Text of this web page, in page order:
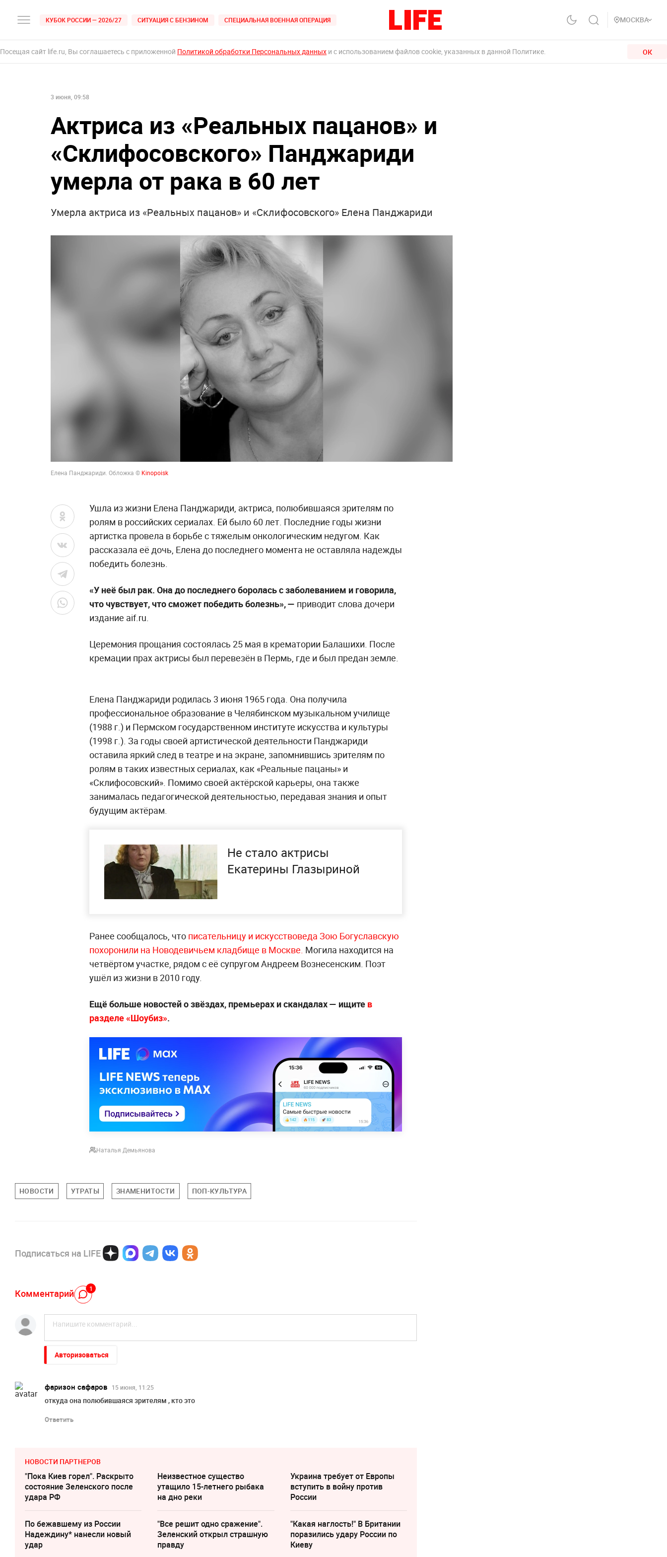
КУБОК РОССИИ — 2026/27 СИТУАЦИЯ С БЕНЗИНОМ СПЕЦИАЛЬНАЯ ВОЕННАЯ ОПЕРАЦИЯ МОСКВА
Посещая сайт life.ru, Вы соглашаетесь с приложенной Политикой обработки Персональных данных и с использованием файлов cookie, указанных в данной Политике. ОК
3 июня, 09:58
Актриса из «Реальных пацанов» и
«Склифосовского» Панджариди
умерла от рака в 60 лет
Умерла актриса из «Реальных пацанов» и «Склифосовского» Елена Панджариди
Елена Панджариди. Обложка © Kinopoisk
Ушла из жизни Елена Панджариди, актриса, полюбившаяся зрителям по
ролям в российских сериалах. Ей было 60 лет. Последние годы жизни
артистка провела в борьбе с тяжелым онкологическим недугом. Как
рассказала её дочь, Елена до последнего момента не оставляла надежды
победить болезнь.
«У неё был рак. Она до последнего боролась с заболеванием и говорила,
что чувствует, что сможет победить болезнь», — приводит слова дочери
издание aif.ru.
Церемония прощания состоялась 25 мая в крематории Балашихи. После
кремации прах актрисы был перевезён в Пермь, где и был предан земле.
Елена Панджариди родилась 3 июня 1965 года. Она получила
профессиональное образование в Челябинском музыкальном училище
(1988 г.) и Пермском государственном институте искусства и культуры
(1998 г.). За годы своей артистической деятельности Панджариди
оставила яркий след в театре и на экране, запомнившись зрителям по
ролям в таких известных сериалах, как «Реальные пацаны» и
«Склифосовский». Помимо своей актёрской карьеры, она также
занималась педагогической деятельностью, передавая знания и опыт
будущим актёрам.
Не стало актрисы
Екатерины Глазыриной
Ранее сообщалось, что писательницу и искусствоведа Зою Богуславскую
похоронили на Новодевичьем кладбище в Москве. Могила находится на
четвёртом участке, рядом с её супругом Андреем Вознесенским. Поэт
ушёл из жизни в 2010 году.
Ещё больше новостей о звёздах, премьерах и скандалах — ищите в
разделе «Шоубиз».
Наталья Демьянова
НОВОСТИ УТРАТЫ ЗНАМЕНИТОСТИ ПОП-КУЛЬТУРА
Подписаться на LIFE
Комментарий 1
Авторизоваться
фаризон сафаров 15 июня, 11:25
откуда она полюбившаяся зрителям , кто это
Ответить
НОВОСТИ ПАРТНЕРОВ
"Пока Киев горел". Раскрыто
состояние Зеленского после
удара РФ
Неизвестное существо
утащило 15-летнего рыбака
на дно реки
Украина требует от Европы
вступить в войну против
России
По бежавшему из России
Надеждину* нанесли новый
удар
"Все решит одно сражение".
Зеленский открыл страшную
правду
"Какая наглость!" В Британии
поразились удару России по
Киеву